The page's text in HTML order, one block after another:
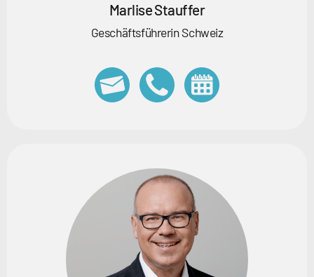
Marlise Stauffer
Geschäftsführerin Schweiz